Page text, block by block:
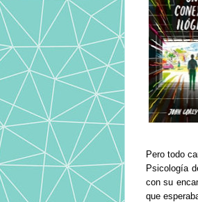
Pero todo
Psicología
con su
que